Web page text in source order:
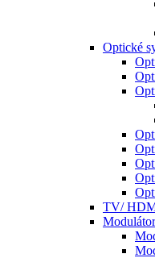
Optické
TV/